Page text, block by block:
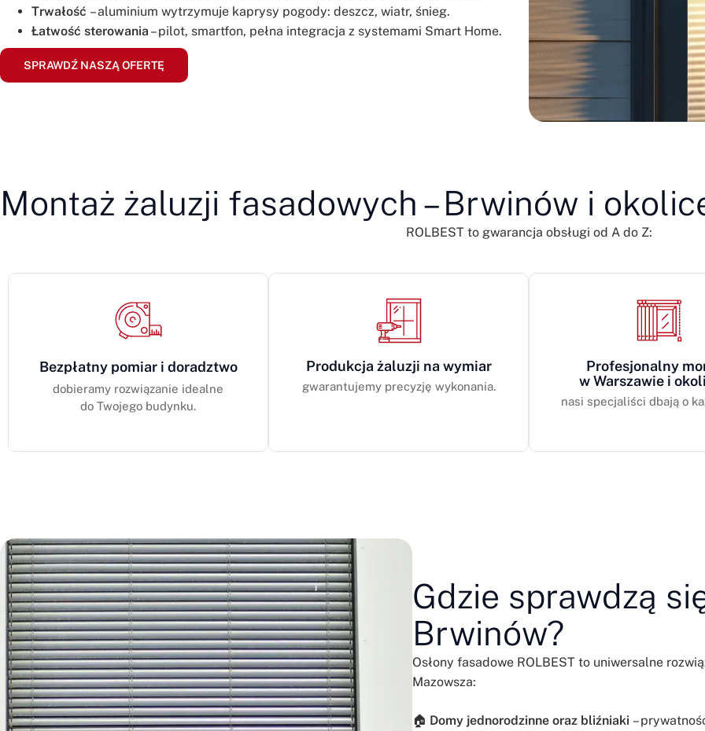
Trwałość – aluminium wytrzymuje kaprysy pogody: deszcz, wiatr, śnieg.
Łatwość sterowania – pilot, smartfon, pełna integracja z systemami Smart Home.
SPRAWDŹ NASZĄ OFERTĘ
Montaż żaluzji fasadowych – Brwinów i
ROLBEST to gwarancja obsługi od A do Z:
Bezpłatny pomiar i doradztwo
dobieramy rozwiązanie idealne
do Twojego budynku.
Produkcja żaluzji na wymiar
gwarantujemy precyzję wykonania.
Profesjonalny
w Warszawie i
nasi specjaliści dbają o
Gdzie sprawdzą
Brwinów?
Osłony fasadowe ROLBEST to uniwersalne
Mazowsza:
🏠 Domy jednorodzinne oraz bliźniaki –